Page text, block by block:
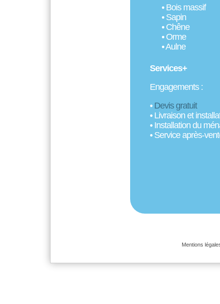
• Bois massif
• Sapin
• Chêne
• Orme
• Aulne
Services+
Engagements :
• Devis gratuit
• Livraison et
• Installation du
• Service après-
Mentions